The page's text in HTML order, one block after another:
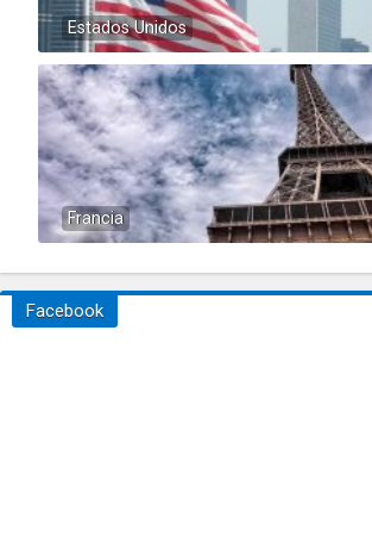
Estados Unidos
Francia
Facebook